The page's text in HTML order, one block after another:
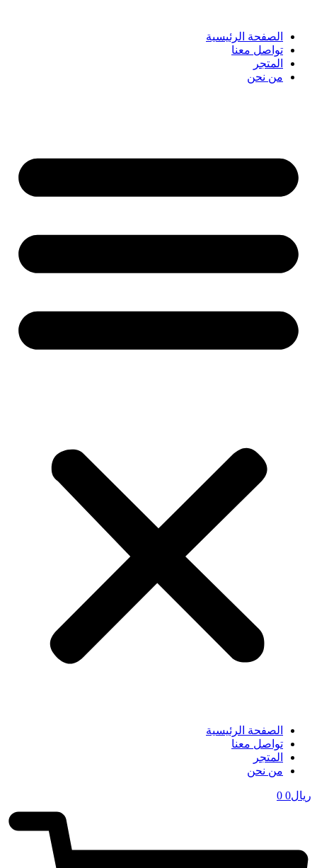
الصفحة الرئيسية
تواصل معنا
المتجر
من نحن
الصفحة الرئيسية
تواصل معنا
المتجر
من نحن
ریال0
0